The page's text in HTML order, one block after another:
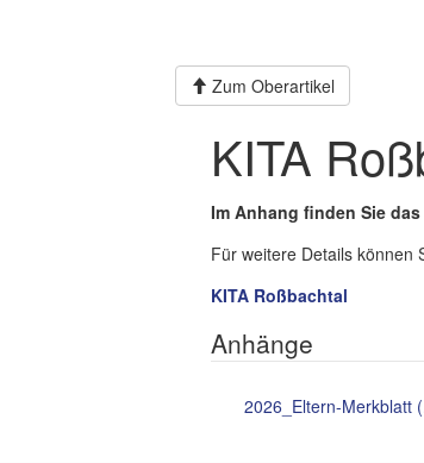
Zum Oberartikel
KITA
Im Anhang finden Sie
Für weitere Details können
KITA Roßbachtal
Anhänge
2026_Eltern-Merkblatt